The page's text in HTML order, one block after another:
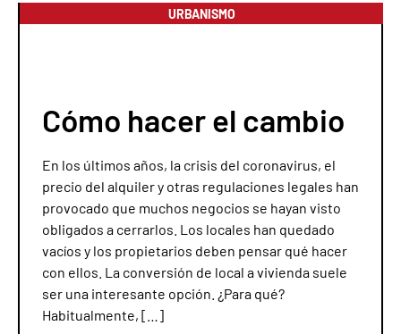
URBANISMO
Cómo hacer el cambio
En los últimos años, la crisis del coronavirus, el
precio del alquiler y otras regulaciones legales han
provocado que muchos negocios se hayan visto
obligados a cerrarlos. Los locales han quedado
vacíos y los propietarios deben pensar qué hacer
con ellos. La conversión de local a vivienda suele
ser una interesante opción. ¿Para qué?
Habitualmente, […]